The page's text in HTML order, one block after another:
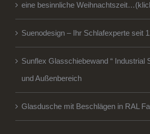
eine besinnliche
Suenodesign – Ihr Schlafexperte seit
Sunflex Glasschiebewand “ Industrial
und Außenbereich
Glasdusche mit Beschlägen in RAL